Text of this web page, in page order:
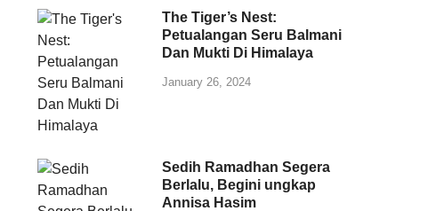
The Tiger’s Nest:
Petualangan Seru Balmani
Dan Mukti Di Himalaya
January 26, 2024
Sedih Ramadhan Segera
Berlalu, Begini ungkap
Annisa Hasim